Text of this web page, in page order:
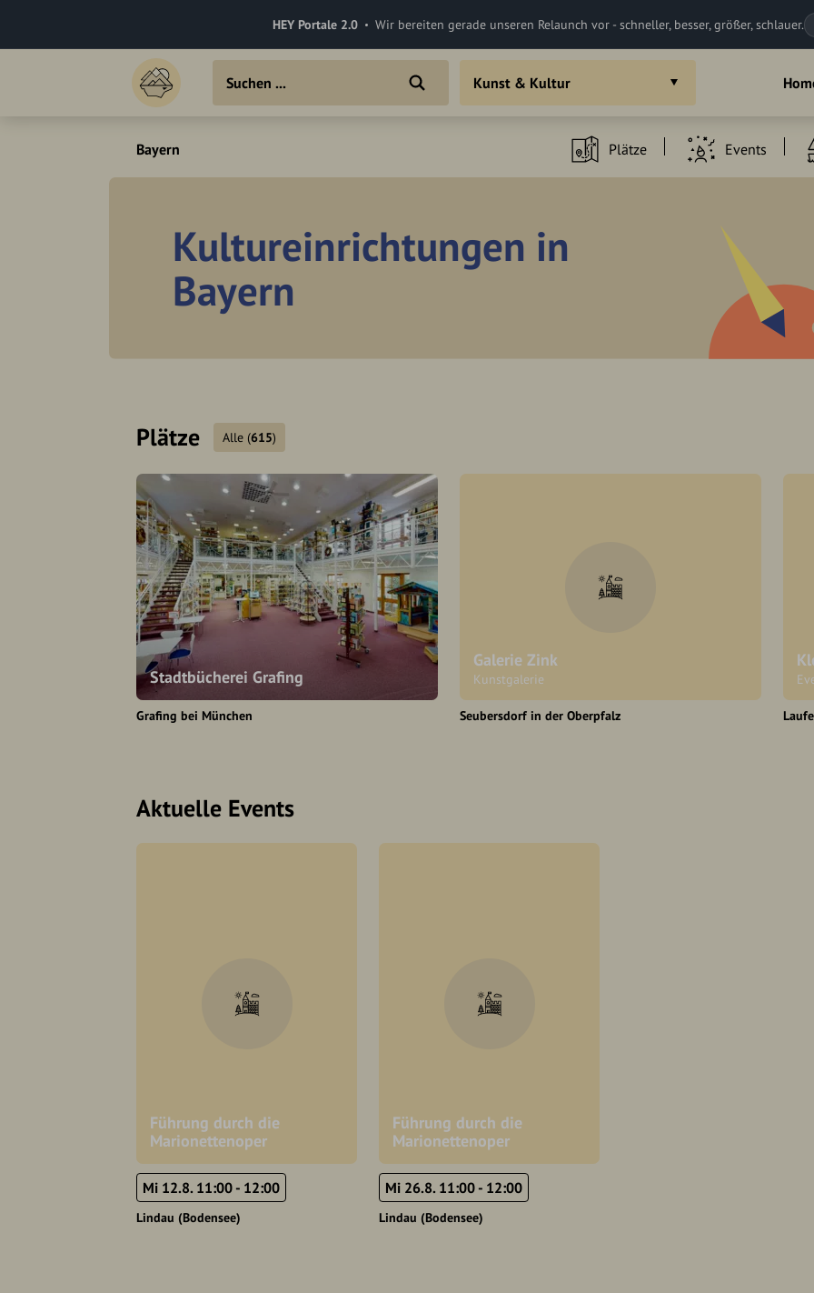
HEY Portale 2.0 Wir bereiten gerade unseren Relaunch vor - schneller, besser, größer, schlauer.
Kunst & Kultur
Bayern Plätze Events
Kultureinrichtungen in
Bayern
Plätze Alle (615)
Stadtbücherei Grafing
Grafing bei München
Galerie Zink
Kunstgalerie
Seubersdorf in der Oberpfalz
Aktuelle Events
Führung durch die
Marionettenoper
Mi 12.8. 11:00 - 12:00
Lindau (Bodensee)
Führung durch die
Marionettenoper
Mi 26.8. 11:00 - 12:00
Lindau (Bodensee)